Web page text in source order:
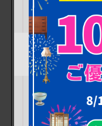
しても希望さ
途、定価の10%)
また、出荷時も
お届けとなります
※画像に写りき
みないと分から
常的に使用さ